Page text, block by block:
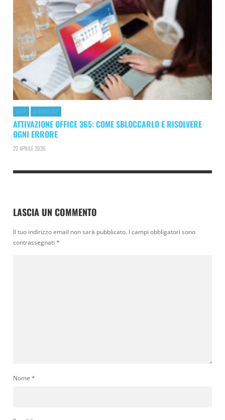
GEEK MICROSOFT
ATTIVAZIONE OFFICE 365: COME SBLOCCARLO E RISOLVERE
OGNI ERRORE
22 APRILE 2026
LASCIA UN COMMENTO
Il tuo indirizzo email non sarà pubblicato. I campi obbligatori sono
contrassegnati *
Nome *